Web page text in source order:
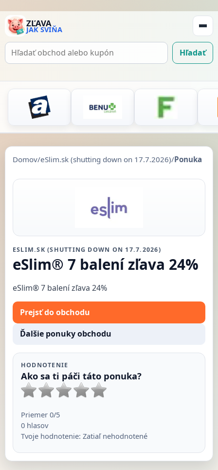
ZĽAVA
JAK SVIŇA
Hľadať
Hľadať
Domov/eSlim.sk (shutting down on 17.7.2026)/Ponuka
ESLIM.SK (SHUTTING DOWN ON 17.7.2026)
eSlim® 7 balení zľava 24%
eSlim® 7 balení zľava 24%
Prejsť do obchodu
Ďalšie ponuky obchodu
HODNOTENIE
Ako sa ti páči táto ponuka?
Priemer 0/5
0hlasov
Tvoje hodnotenie: Zatiaľ nehodnotené